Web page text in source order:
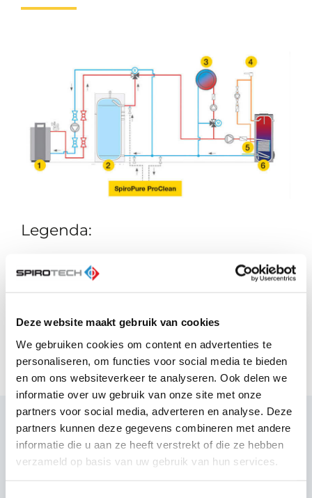
Deze website maakt gebruik van cookies
We gebruiken cookies om content en advertenties te
personaliseren, om functies voor social media te bieden
en om ons websiteverkeer te analyseren. Ook delen we
informatie over uw gebruik van onze site met onze
partners voor social media, adverteren en analyse. Deze
partners kunnen deze gegevens combineren met andere
informatie die u aan ze heeft verstrekt of die ze hebben
verzameld op basis van uw gebruik van hun services.
Legenda:
Warmteopslagvat (buffer)
Koud leidingwater
Heb je vragen?